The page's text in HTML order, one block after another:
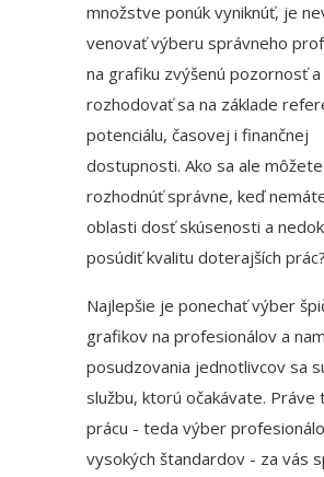
množstve ponúk vyniknúť, je
venovať výberu správneho
na grafiku zvýšenú pozornosť a
rozhodovať sa na základe
potenciálu, časovej i finančnej
dostupnosti. Ako sa ale
rozhodnúť správne, keď
oblasti dosť skúsenosti a
posúdiť kvalitu doterajších prác?
Najlepšie je ponechať výber
grafikov na profesionálov a
posudzovania jednotlivcov sa
službu, ktorú očakávate. Práve
prácu - teda výber
vysokých štandardov - za vás